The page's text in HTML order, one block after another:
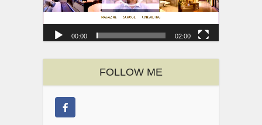
00:00 02:00
FOLLOW ME